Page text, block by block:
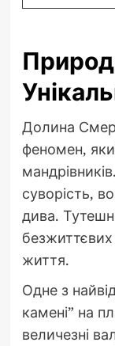
Долина
феномен,
суворість,
дива.
життя.
Одне з
камені” на
величезні